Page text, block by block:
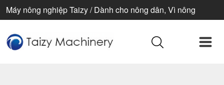
Máy nông nghiệp Taizy / Dành cho nông dân, Vì nông